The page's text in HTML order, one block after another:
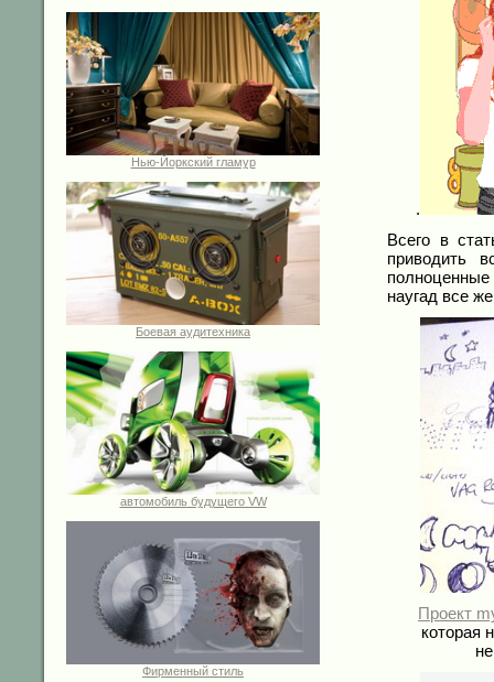
Нью-Йоркский гламур
Боевая аудитехника
автомобиль будущего VW
Фирменный стиль
.
Всего в
приводить
полноценные
наугад все
Проект
которая